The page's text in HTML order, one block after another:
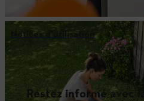
Notices d'utilisation
Restez informé avec